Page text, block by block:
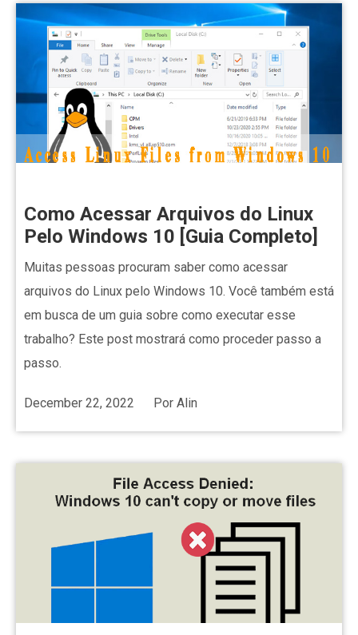
Como Acessar Arquivos do Linux
Pelo Windows 10 [Guia Completo]
Muitas pessoas procuram saber como acessar
arquivos do Linux pelo Windows 10. Você também está
em busca de um guia sobre como executar esse
trabalho? Este post mostrará como proceder passo a
passo.
December 22, 2022 Por Alin